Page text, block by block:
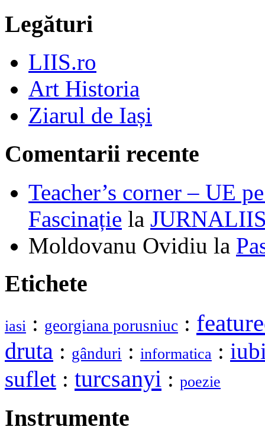
Legături
LIIS.ro
Art Historia
Ziarul de Iași
Comentarii recente
Teacher’s corner – UE
Fascinație la
Moldovanu Ovidiu la
Etichete
iasi : georgiana porusniuc :
druta : gânduri : informatica :
suflet : turcsanyi : poezie
Instrumente